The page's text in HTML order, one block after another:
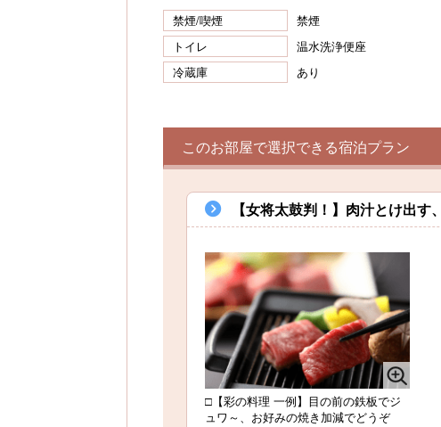
禁煙/喫煙 禁煙
トイレ
温水洗浄便座
冷蔵庫
あり
このお部屋で選択できる宿泊プラン
【女将太鼓判！】肉汁とけ出
□【彩の料理 一例】目の前の鉄板でジ
ュワ～、お好みの焼き加減でどうぞ